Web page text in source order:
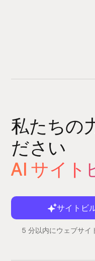
私たちの
ださい
AI サイト
サイトビ
5 分以内にウェブサイ